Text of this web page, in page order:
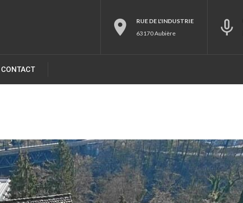
RUE DE L'INDUSTRIE
63170 Aubière
CONTACT